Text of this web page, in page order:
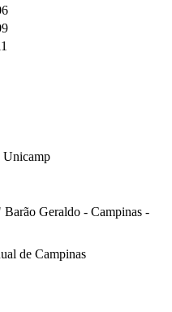
Unicamp
Geraldo - Campinas -
de Campinas